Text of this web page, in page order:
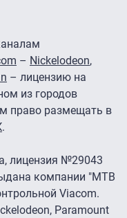
– Nickelodeon,
– лицензию на
из городов
право размещать в
.
лицензия №29043
компании "МТВ
Viacom.
Paramount